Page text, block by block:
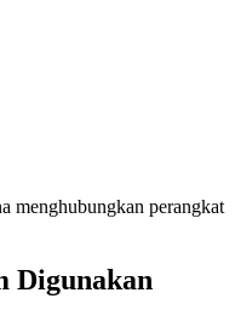
menghubungkan perangkat
Digunakan